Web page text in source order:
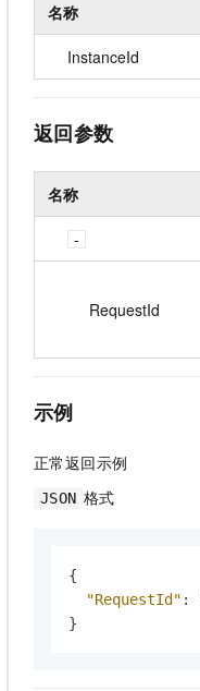
名称
InstanceId
返回参数
名称
RequestId
示例
正常返回示例
JSON 格式
{
"RequestId" :
}